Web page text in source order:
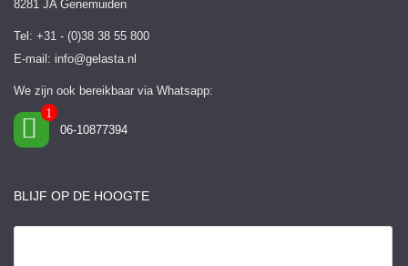
8281 JA Genemuiden
Tel: +31 - (0)38 38 55 800
E-mail: info@gelasta.nl
We zijn ook bereikbaar via Whatsapp:
06-10877394
BLIJF OP DE HOOGTE